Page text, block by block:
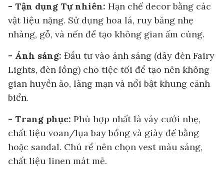
- Tận dụng Tự nhiên: Hạn chế decor bằng các
vật liệu nặng. Sử dụng hoa lá, ruy băng nhẹ
nhàng, gỗ, và nến để tạo không gian ấm cúng.
- Ánh sáng: Đầu tư vào ánh sáng (dây đèn Fairy
Lights, đèn lồng) cho tiệc tối để tạo nên không
gian huyền ảo, lãng mạn và nổi bật khung cảnh
biển.
- Trang phục: Phù hợp nhất là váy cưới nhẹ,
chất liệu voan/lụa bay bổng và giày đế bằng
hoặc sandal. Chú rể nên chọn vest màu sáng,
chất liệu linen mát mẻ.